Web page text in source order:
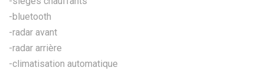
-bluetooth
-radar avant
-radar arrière
-climatisation automatique